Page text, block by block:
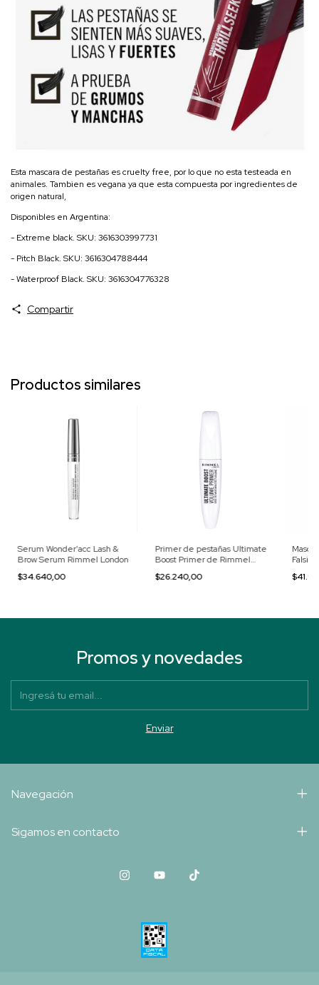
Esta mascara de pestañas es cruelty free, por lo que no esta testeada en
animales. Tambien es vegana ya que esta compuesta por ingredientes de
origen natural,
Disponibles en Argentina:
- Extreme black. SKU: 3616303997731
- Pitch Black. SKU: 3616304788444
- Waterproof Black. SKU: 3616304776328
Compartir
Productos similares
Serum Wonder'acc Lash &
Brow Serum Rimmel London
$34.640,00
Primer de pestañas Ultimate
Boost Primer de Rimmel
$26.240,00
Promos y novedades
Navegación
Sigamos en contacto